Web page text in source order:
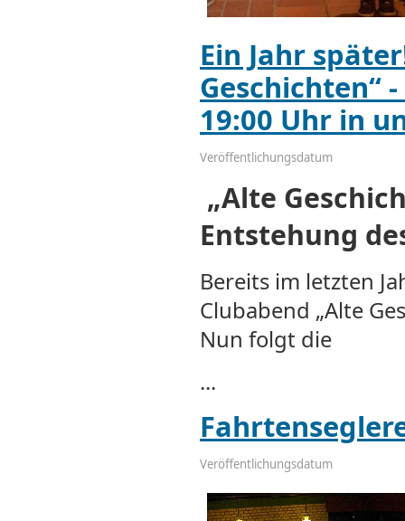
Ein Jahr
Geschichten“
19:00 Uhr in
Veröffentlichungsdatum
„Alte
Entstehung
Bereits im letzten
Clubabend „Alte
Nun folgt die
...
Veröffentlichungsdatum